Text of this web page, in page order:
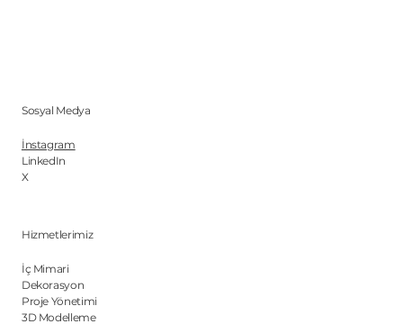
Hizmetlerimiz
İç Mimari
Dekorasyon
Proje Yönetimi
3D Modelleme
Sosyal Medya
İnstagram
LinkedIn
X